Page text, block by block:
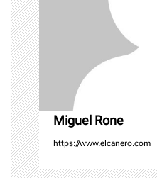
t
i
o
n
Miguel Rone
https://www.elcanero.com